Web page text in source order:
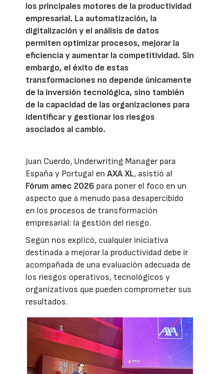
los principales motores de la productividad
empresarial. La automatización, la
digitalización y el análisis de datos
permiten optimizar procesos, mejorar la
eficiencia y aumentar la competitividad. Sin
embargo, el éxito de estas
transformaciones no depende únicamente
de la inversión tecnológica, sino también
de la capacidad de las organizaciones para
identificar y gestionar los riesgos
asociados al cambio.
Juan Cuerdo, Underwriting Manager para
España y Portugal enAXA XL, asistió al
Fórum amec 2026 para poner el foco en un
aspecto que a menudo pasa desapercibido
en los procesos de transformación
empresarial: la gestión del riesgo.
Según nos explicó, cualquier iniciativa
destinada a mejorar la productividad debe ir
acompañada de una evaluación adecuada de
los riesgos operativos, tecnológicos y
organizativos que pueden comprometer sus
resultados.